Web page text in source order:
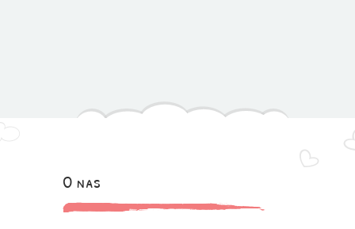
O nas